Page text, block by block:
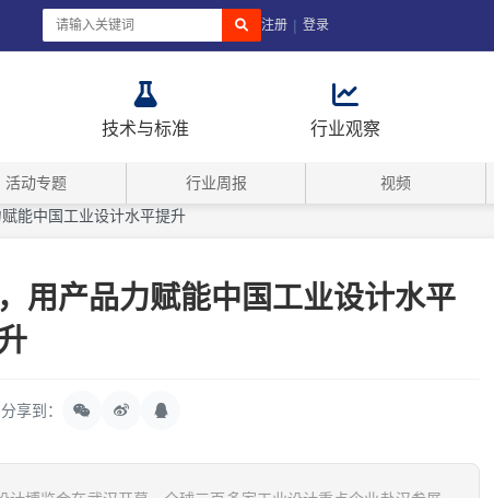
注册 | 登录
技术与标准 行业观察
活动专题 行业周报 视频
能中国工业设计水平提升
用产品力赋能中国工业设计水平
分享到：